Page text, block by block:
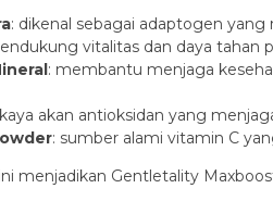
: dikenal sebagai adaptogen
vitalitas dan daya tahan
: membantu menjaga
akan antioksidan yang
: sumber alami vitamin C
menjadikan Gentletality